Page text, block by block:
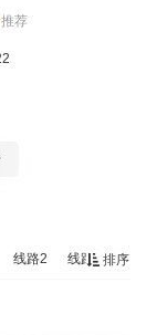
推荐
排序
线路2 线路1